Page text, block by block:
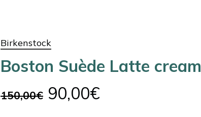
Birkenstock
Boston Suède Latte cream
150,00€ Le
90,00€